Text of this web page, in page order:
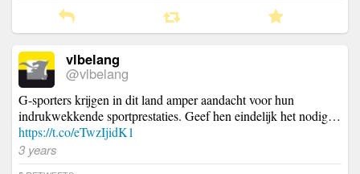
vlbelang
@vlbelang
G-sporters krijgen in dit land amper aandacht voor hun
indrukwekkende sportprestaties. Geef hen eindelijk het nodig…
https://t.co/eTwzIjidK1
3 years